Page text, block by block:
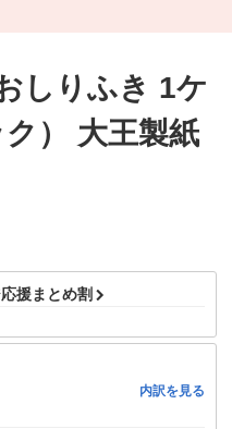
しりふき 1ケ
） 大王製紙
援まとめ割
内訳を見る